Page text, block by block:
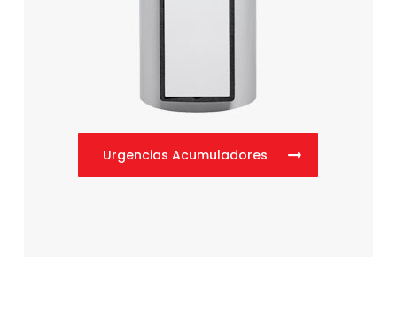
Urgencias Acumuladores